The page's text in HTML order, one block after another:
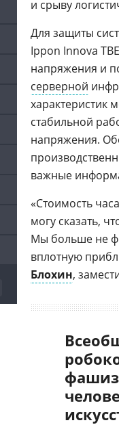
и срыву
Для защиты
Ippon Innova
напряжения и
серверной
характеристик
стабильной
напряжения.
важные
«Стоимость
могу сказать,
Мы больше не
вплотную
Блохин,